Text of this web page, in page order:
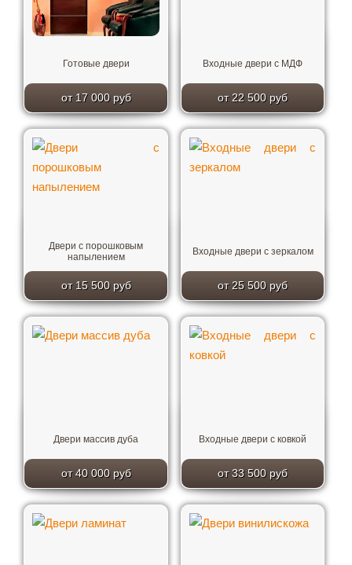
Готовые двери
от 17 000 руб
Входные двери с МДФ
от 22 500 руб
Двери с порошковым
напылением
от 15 500 руб
Входные двери с зеркалом
от 25 500 руб
Двери массив дуба
от 40 000 руб
Входные двери с ковкой
от 33 500 руб